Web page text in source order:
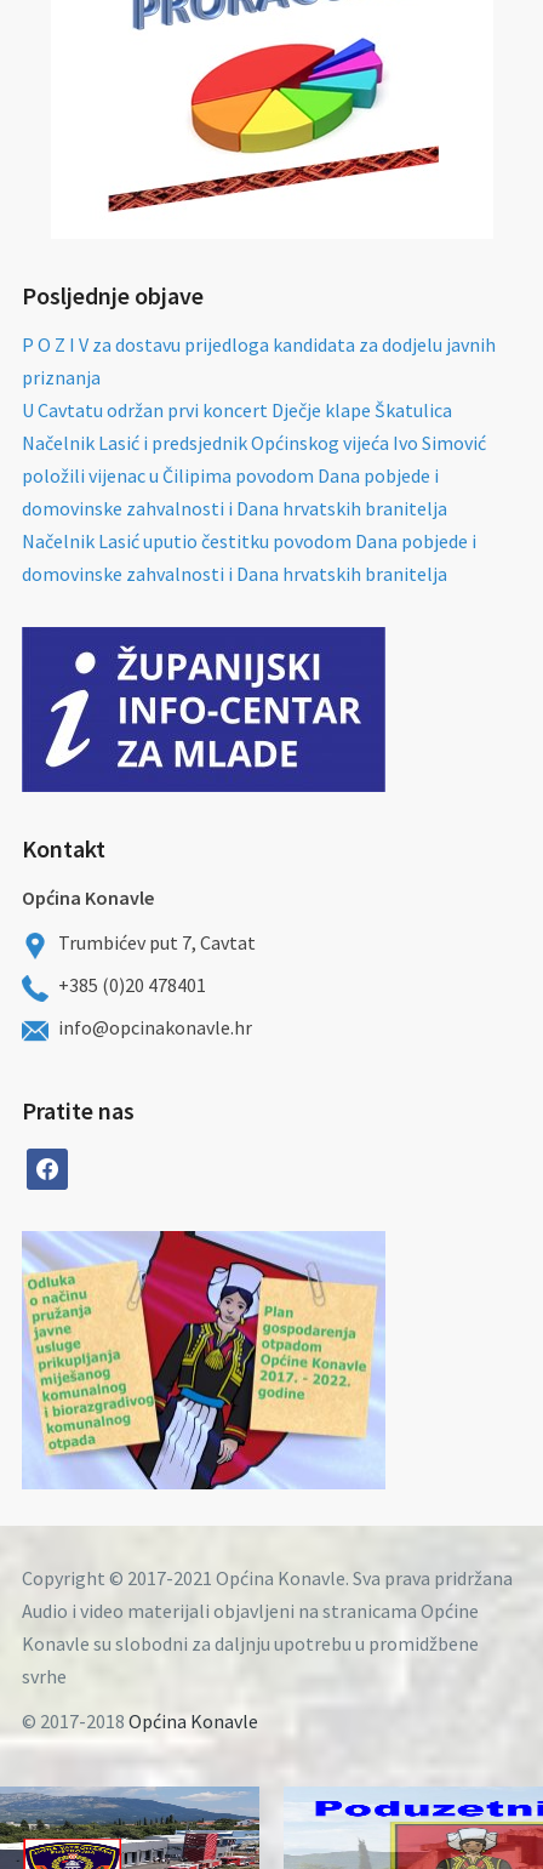
Posljednje objave
P O Z I V za dostavu prijedloga kandidata za dodjelu javnih
priznanja
U Cavtatu održan prvi koncert Dječje klape Škatulica
Načelnik Lasić i predsjednik Općinskog vijeća Ivo Simović
položili vijenac u Čilipima povodom Dana pobjede i
domovinske zahvalnosti i Dana hrvatskih branitelja
Načelnik Lasić uputio čestitku povodom Dana pobjede i
domovinske zahvalnosti i Dana hrvatskih branitelja
Kontakt
Općina Konavle
Trumbićev put 7, Cavtat
+385 (0)20 478401
info@opcinakonavle.hr
Pratite nas
facebook
Copyright © 2017-2021 Općina Konavle. Sva prava pridržana
Audio i video materijali objavljeni na stranicama Općine
Konavle su slobodni za daljnju upotrebu u promidžbene
svrhe
© 2017-2018 Općina Konavle